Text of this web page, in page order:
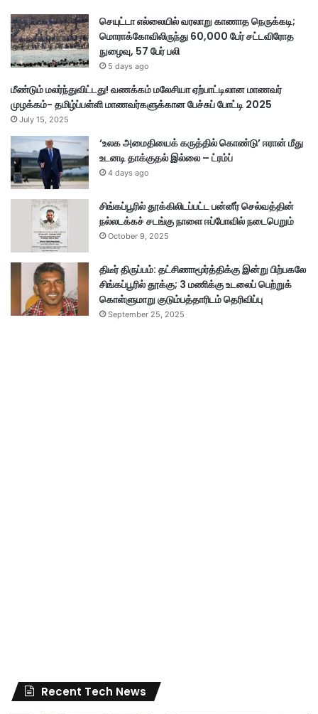
செயுட்டா எல்லையில் வரலாறு காணாத நெருக்கடி;
மொராக்கோவிலிருந்து 60,000 பேர் சட்டவிரோத
நுழைவு, 57 பேர் பலி
5 days ago
மீண்டும் மலர்ந்துவிட்டது! வணக்கம் மலேசியா ஏற்பாட்டிலான மாணவர்
முழக்கம்- தமிழ்ப்பள்ளி மாணவர்களுக்கான பேச்சுப் போட்டி 2025
July 15, 2025
‘உலக அமைதியைக் கருத்தில் கொண்டு’ ஈரான் மீது
உடனடி தாக்குதல் இல்லை – ட்ரம்ப்
4 days ago
சிங்கப்பூரில் தூக்கிலிடப்பட்ட பன்னீர் செல்வத்தின்
நல்லடக்கச் சடங்கு நாளை ஈப்போவில் நடைபெறும்
October 9, 2025
திடீர் திருப்பம்: தட்சிணாமூர்த்திக்கு இன்று பிற்பகலே
சிங்கப்பூரில் தூக்கு; 3 மணிக்கு உடலைப் பெற்றுக்
கொள்ளுமாறு குடும்பத்தாரிடம் தெரிவிப்பு
September 25, 2025
Recent Tech News